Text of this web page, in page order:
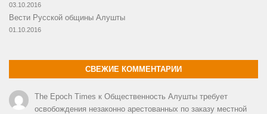
03.10.2016
Вести Русской общины Алушты
01.10.2016
СВЕЖИЕ КОММЕНТАРИИ
The Epoch Times к Общественность Алушты требует
освобождения незаконно арестованных по заказу местной